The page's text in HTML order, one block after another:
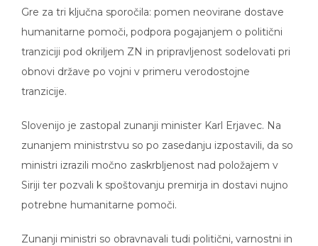
Gre za tri ključna sporočila: pomen neovirane dostave
humanitarne pomoči, podpora pogajanjem o politični
tranziciji pod okriljem ZN in pripravljenost sodelovati pri
obnovi države po vojni v primeru verodostojne
tranzicije.
Slovenijo je zastopal zunanji minister Karl Erjavec. Na
zunanjem ministrstvu so po zasedanju izpostavili, da so
ministri izrazili močno zaskrbljenost nad položajem v
Siriji ter pozvali k spoštovanju premirja in dostavi nujno
potrebne humanitarne pomoči.
Zunanji ministri so obravnavali tudi politični, varnostni in